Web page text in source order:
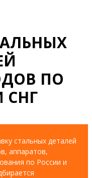
ПО
СНГ
стальных деталей
аппаратов,
по России и